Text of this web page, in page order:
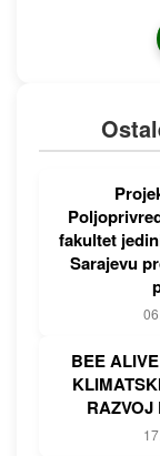
fakultet
Sarajevu
BEE
RAZVOJ